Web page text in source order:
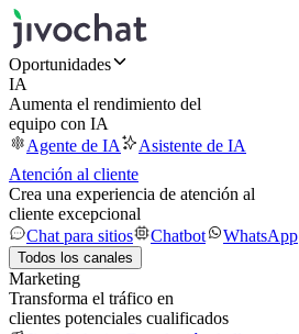
Oportunidades
IA
Aumenta el rendimiento del
equipo con IA
Agente de IA
Asistente de IA
Atención al cliente
Crea una experiencia de atención al
cliente excepcional
Chat para sitios
Chatbot WhatsApp
Todos los canales
Marketing
Transforma el tráfico en
clientes potenciales cualificados